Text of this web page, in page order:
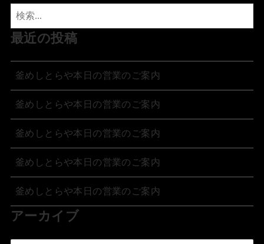
最近の投稿
釜めしとらや本日の営業のご案内
釜めしとらや本日の営業のご案内
釜めしとらや本日の営業のご案内
釜めしとらや本日の営業のご案内
釜めしとらや本日の営業のご案内
アーカイブ